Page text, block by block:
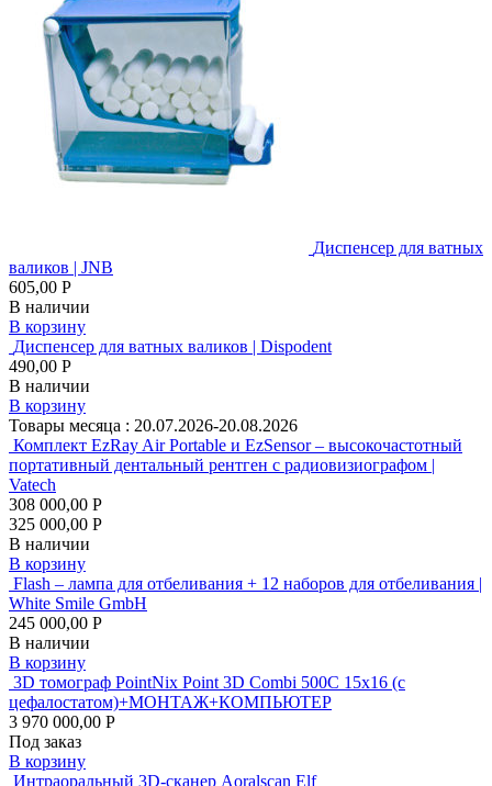
Диспенсер для ватных
валиков | JNB
605,00 Р
В наличии
В корзину
Диспенсер для ватных валиков | Dispodent
490,00 Р
В наличии
В корзину
Товары месяца : 20.07.2026-20.08.2026
Комплект EzRay Air Portable и EzSensor – высокочастотный
портативный дентальный рентген с радиовизиографом |
Vatech
308 000,00 Р
325 000,00 Р
В наличии
В корзину
Flash – лампа для отбеливания + 12 наборов для отбеливания |
White Smile GmbH
245 000,00 Р
В наличии
В корзину
3D томограф PointNix Point 3D Combi 500C 15х16 (с
цефалостатом)+МОНТАЖ+КОМПЬЮТЕР
3 970 000,00 Р
Под заказ
В корзину
Интраоральный 3D-сканер Aoralscan Elf